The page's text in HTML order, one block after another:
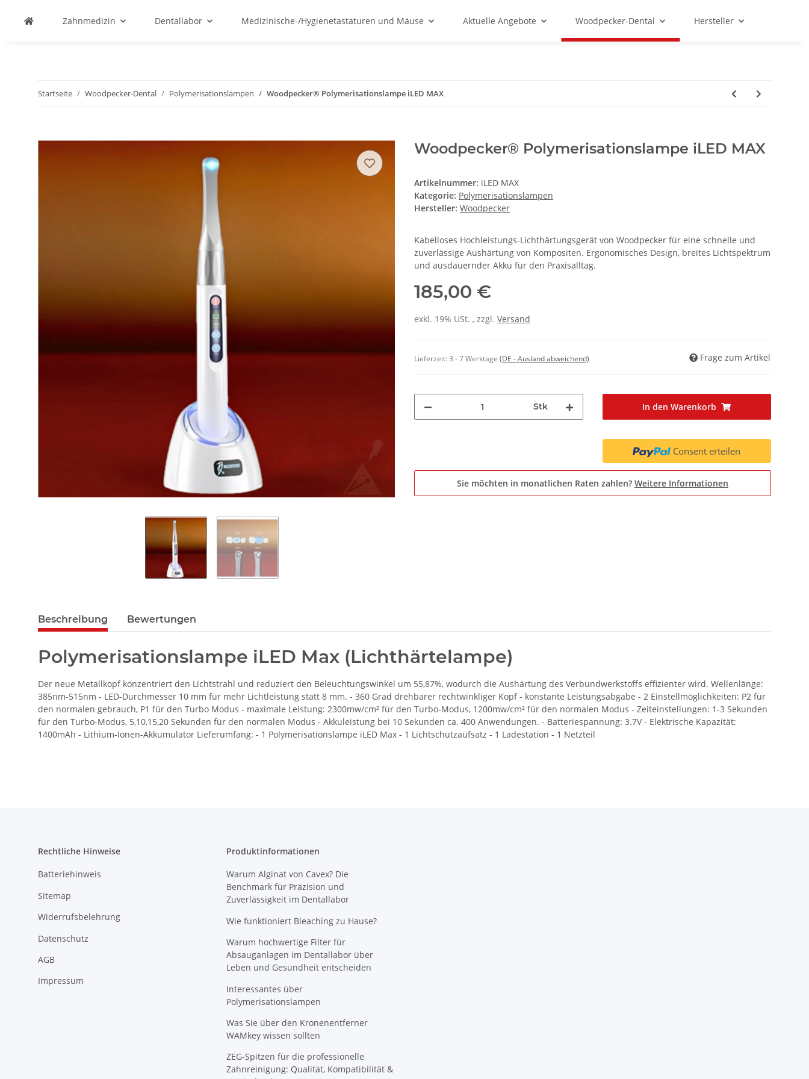
Zahnmedizin Dentallabor Medizinische-/Hygienetastaturen und Mäuse Aktuelle Angebote Woodpecker-Dental Hersteller
Startseite Woodpecker-Dental Polymerisationslampen Woodpecker® Polymerisationslampe iLED MAX
Woodpecker® Polymerisationslampe iLED MAX
Artikelnummer: iLED MAX
Kategorie: Polymerisationslampen
Hersteller: Woodpecker
Kabelloses Hochleistungs-Lichthärtungsgerät von Woodpecker für eine schnelle und
zuverlässige Aushärtung von Kompositen. Ergonomisches Design, breites Lichtspektrum
und ausdauernder Akku für den Praxisalltag.
185,00 €
exkl. 19% USt. , zzgl. Versand
Lieferzeit:3 - 7 Werktage (DE - Ausland abweichend) Frage zum Artikel
Stk In den Warenkorb
Consent erteilen
Sie möchten in monatlichen Raten zahlen? Weitere Informationen
Beschreibung Bewertungen
Polymerisationslampe iLED Max (Lichthärtelampe)
Der neue Metallkopf konzentriert den Lichtstrahl und reduziert den Beleuchtungswinkel um 55,87%, wodurch die Aushärtung des Verbundwerkstoffs effizienter wird. Wellenlänge:
385nm-515nm - LED-Durchmesser 10 mm für mehr Lichtleistung statt 8 mm. - 360 Grad drehbarer rechtwinkliger Kopf - konstante Leistungsabgabe - 2 Einstellmöglichkeiten: P2 für
den normalen gebrauch, P1 für den Turbo Modus - maximale Leistung: 2300mw/cm² für den Turbo-Modus, 1200mw/cm² für den normalen Modus - Zeiteinstellungen: 1-3 Sekunden
für den Turbo-Modus, 5,10,15,20 Sekunden für den normalen Modus - Akkuleistung bei 10 Sekunden ca. 400 Anwendungen. - Batteriespannung: 3.7V - Elektrische Kapazität:
1400mAh - Lithium-Ionen-Akkumulator Lieferumfang: - 1 Polymerisationslampe iLED Max - 1 Lichtschutzaufsatz - 1 Ladestation - 1 Netzteil
Rechtliche Hinweise
Batteriehinweis
Sitemap
Widerrufsbelehrung
Datenschutz
AGB
Impressum
Produktinformationen
Warum Alginat von Cavex? Die
Benchmark für Präzision und
Zuverlässigkeit im Dentallabor
Wie funktioniert Bleaching zu Hause?
Warum hochwertige Filter für
Absauganlagen im Dentallabor über
Leben und Gesundheit entscheiden
Interessantes über
Polymerisationslampen
Was Sie über den Kronenentferner
WAMkey wissen sollten
ZEG-Spitzen für die professionelle
Zahnreinigung: Qualität, Kompatibilität &